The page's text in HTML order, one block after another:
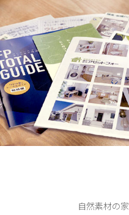
自然素材の家